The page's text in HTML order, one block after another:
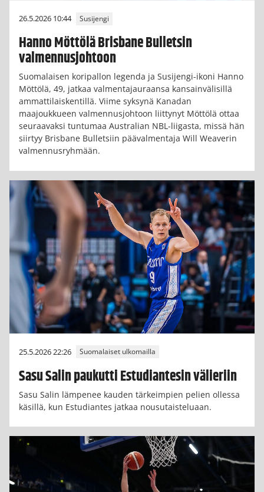
26.5.2026 10:44 Susijengi
Hanno Möttölä Brisbane Bulletsin
valmennusjohtoon
Suomalaisen koripallon legenda ja Susijengi-ikoni Hanno
Möttölä, 49, jatkaa valmentajauraansa kansainvälisillä
ammattilaiskentillä. Viime syksynä Kanadan
maajoukkueen valmennusjohtoon liittynyt Möttölä ottaa
seuraavaksi tuntumaa Australian NBL-liigasta, missä hän
siirtyy Brisbane Bulletsiin päävalmentaja Will Weaverin
valmennusryhmään.
25.5.2026 22:26 Suomalaiset ulkomailla
Sasu Salin paukutti Estudiantesin välieriin
Sasu Salin lämpenee kauden tärkeimpien pelien ollessa
käsillä, kun Estudiantes jatkaa nousutaisteluaan.